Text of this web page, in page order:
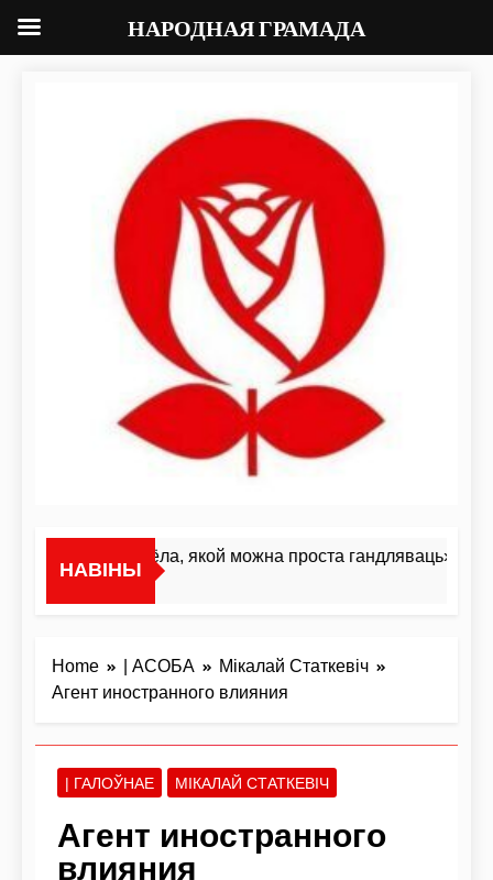
НАВІНЫ
«Я не жывёла, якой можна проста гандляваць»У
Home | АСОБА
Мікалай Статкевіч
Агент иностранного влияния
| ГАЛОЎНАЕ МІКАЛАЙ СТАТКЕВІЧ
Агент иностранного
влияния
НАРОДНАЯ ГРАМАДА